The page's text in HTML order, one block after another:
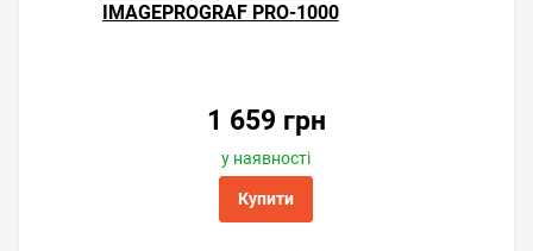
IMAGEPROGRAF PRO-1000
1 659 грн
у наявності
Купити